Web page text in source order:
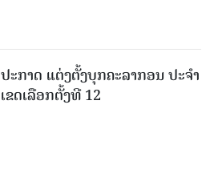
ປະກາດ ແຕ່ງຕັ້ງບຸກຄະລາກອນ ປະຈໍາ
ເຂດເລືອກຕັ້ງທີ 12